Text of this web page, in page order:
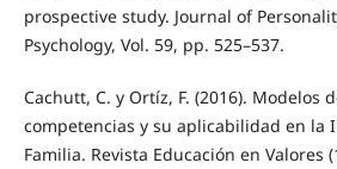
prospective study. Journal of
Psychology, Vol. 59, pp. 525–537.
Cachutt, C. y Ortíz, F. (2016). Modelos
competencias y su aplicabilidad en la
Familia. Revista Educación en Valores